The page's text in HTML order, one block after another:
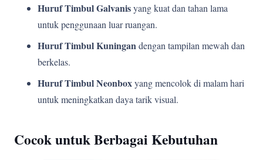
Huruf Timbul Galvanisyang kuat dan tahan lama
untuk penggunaan luar ruangan.
Huruf Timbul Kuningandengan tampilan mewah dan
berkelas.
Huruf Timbul Neonboxyang mencolok di malam hari
untuk meningkatkan daya tarik visual.
Cocok untuk Berbagai Kebutuhan